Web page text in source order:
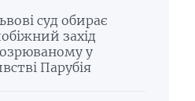
суд обирає
захід
у
Парубія